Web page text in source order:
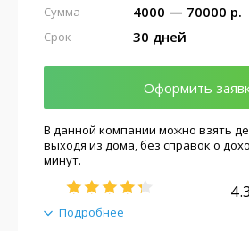
4000 — 70000 р.
Сумма
30 дней
Срок
Оформить
Подробнее
В данной компании можно взять
выходя из дома, без справок о
минут.
4.3